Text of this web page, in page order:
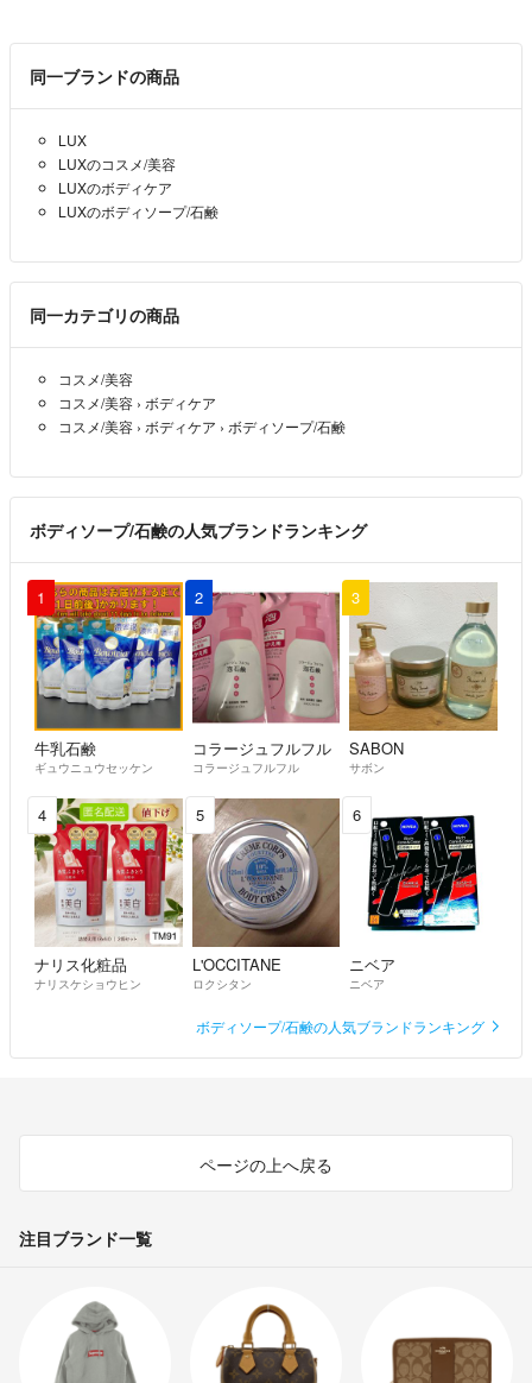
同一ブランドの商品
LUX
LUXのコスメ/美容
LUXのボディケア
LUXのボディソープ/石鹸
同一カテゴリの商品
コスメ/美容
コスメ/美容 › ボディケア
コスメ/美容 › ボディケア › ボディソープ/石鹸
ボディソープ/石鹸の人気ブランドランキング
1
牛乳石鹸
ギュウニュウセッケン
2
コラージュフルフル
コラージュフルフル
3
SABON
サボン
4
ナリス化粧品
ナリスケショウヒン
5
L'OCCITANE
ロクシタン
6
ニベア
ニベア
ボディソープ/石鹸の人気ブランドランキング
ページの上へ戻る
注目ブランド一覧